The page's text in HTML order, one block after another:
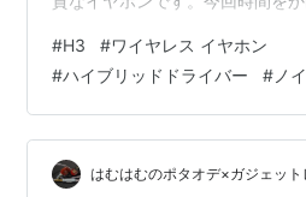
※VGPは、日本最大級のオーディ
ドです。 15年の音響技術を結集
ら、有線に迫る高音質を実現し
リンク SOUNDPEATS H3写真
（前） ◇パッケージ（後） ◇ケ
#H3 #ワイヤレス イヤホン
#ハイブリッドドライバー # ノ
はむはむのポタオデ×ガジェット